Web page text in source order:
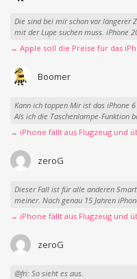
Die sind bei mir schon vor längerer
mit der Lupe suchen muss. iPhone
→ Apple soll die Preise für das
Boomer
Kann ich toppen Mir ist das iPhone
Als ich die Taschenlampe-Funktion
→ iPhone fällt aus Flugzeug und
zeroG
Dieser Fall ist für alle anderen
meiner. Nach genau 15 Jahren
→ iPhone fällt aus Flugzeug und
zeroG
@fri: So sieht es aus.